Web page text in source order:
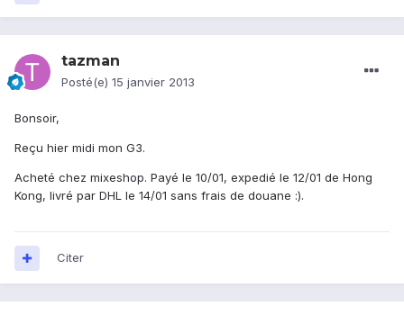
tazman
Posté(e) 15 janvier 2013
Bonsoir,
Reçu hier midi mon G3.
Acheté chez mixeshop. Payé le 10/01, expedié le 12/01 de Hong
Kong, livré par DHL le 14/01 sans frais de douane :).
Citer